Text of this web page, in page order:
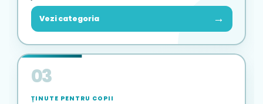
Vezi categoria →
03
ȚINUTE PENTRU COPII